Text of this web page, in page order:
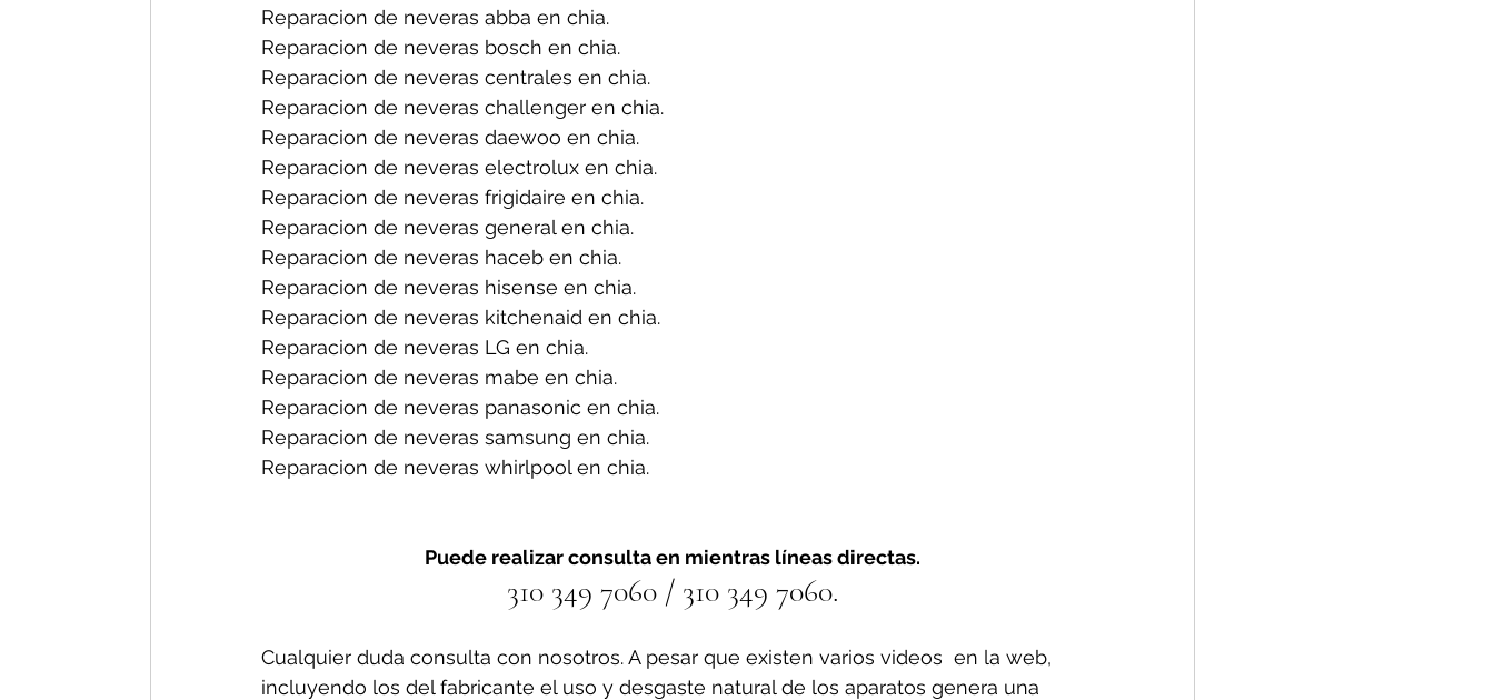
Reparacion de neveras abba en chia.
Reparacion de neveras bosch en chia.
Reparacion de neveras centrales en chia.
Reparacion de neveras challenger en chia.
Reparacion de neveras daewoo en chia.
Reparacion de neveras electrolux en chia.
Reparacion de neveras frigidaire en chia.
Reparacion de neveras general en chia.
Reparacion de neveras haceb en chia.
Reparacion de neveras hisense en chia.
Reparacion de neveras kitchenaid en chia.
Reparacion de neveras LG en chia.
Reparacion de neveras mabe en chia.
Reparacion de neveras panasonic en chia.
Reparacion de neveras samsung en chia.
Reparacion de neveras whirlpool en chia.
Puede realizar consulta en mientras líneas directas.
310 349 7060 / 310 349 7060.
Cualquier duda consulta con nosotros. A pesar que existen varios videos  en la web,
incluyendo los del fabricante el uso y desgaste natural de los aparatos genera una